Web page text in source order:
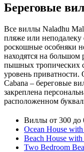
Береговые
Все виллы Naladhu
пляже или неподалеку
роскошные особняки
находятся на большом
пышных тропических
уровень приватности.
Cabana – береговые
закреплена
расположенном
Виллы от 300 до
Ocean House
Beach House
Two Bedroom